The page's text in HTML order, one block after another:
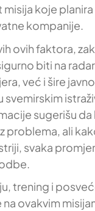
koje
kompanije.
ovih faktora,
biti na
već i šire
sugerišu da
problema, ali
svaka
trening i
ovakvim